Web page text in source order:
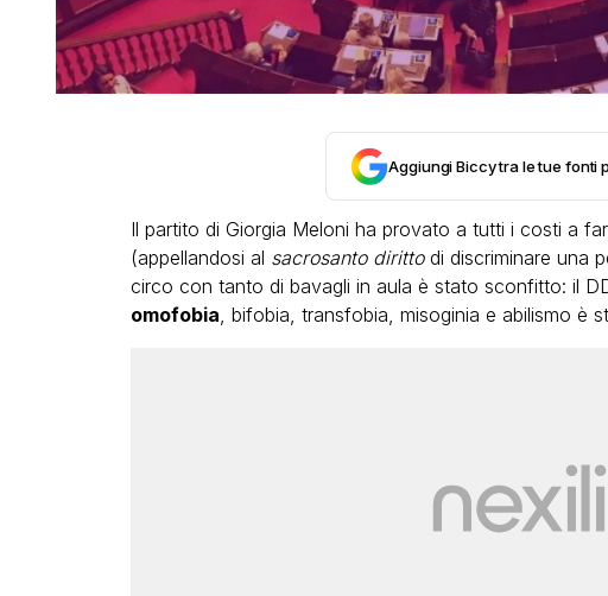
Aggiungi Biccy tra le tue fonti
Il partito di Giorgia Meloni ha provato a tutti i costi a
(appellandosi al sacrosanto dirittodi discriminare una
circo con tanto di bavagli in aula è stato sconfitto: il
omofobia, bifobia, transfobia, misoginia e abilismo è